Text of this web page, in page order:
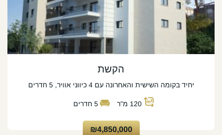
הקשת
יחיד בקומה השישית והאחרונה עם 4 כיווני אוויר, 5 חדרים
120 מ"ר 5 חדרים
₪4,850,000